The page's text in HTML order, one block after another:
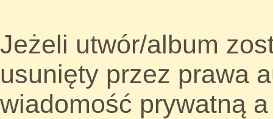
Jeżeli utwór/album
usunięty przez prawa
wiadomość prywatną